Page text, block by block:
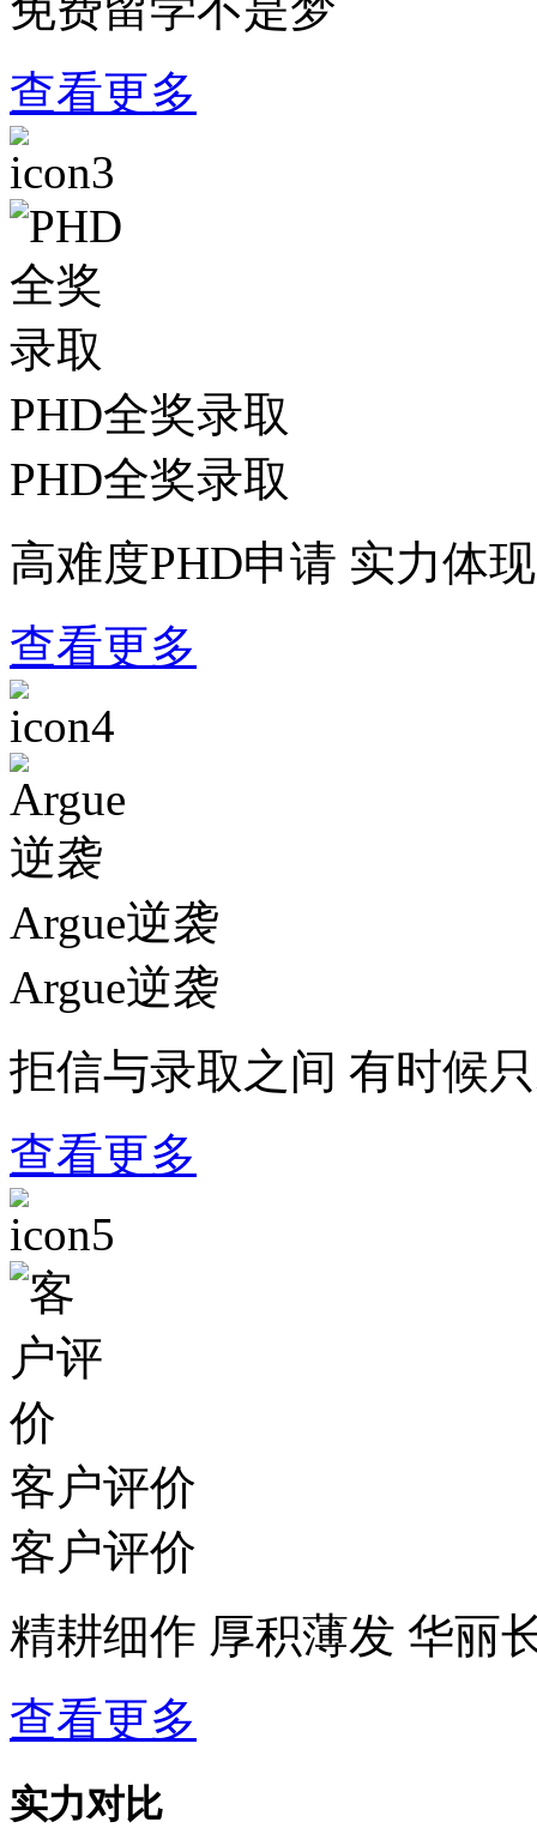
查看更多
PHD全奖录取
PHD全奖录取
高难度PHD申请 实力体现
查看更多
Argue逆袭
Argue逆袭
拒信与录取之间 有时候
查看更多
客户评价
客户评价
精耕细作 厚积薄发 华丽
查看更多
实力对比